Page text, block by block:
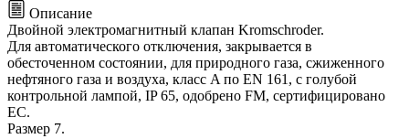
Описание
Двойной электромагнитный клапан Kromschroder.
Для автоматического отключения, закрывается в
обесточенном состоянии, для природного газа, сжиженного
нефтяного газа и воздуха, класс A по EN 161, с голубой
контрольной лампой, IP 65, одобрено FM, сертифицировано
ЕС.
Размер 7.